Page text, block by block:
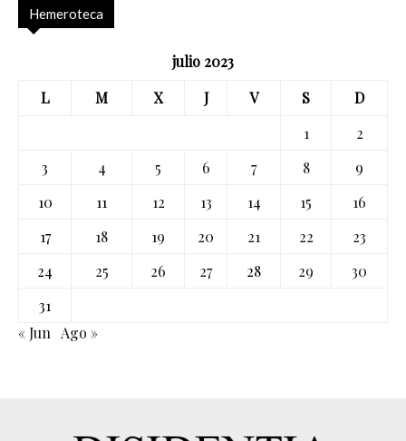
Hemeroteca
julio 2023
L
M X J V S
D
1
2
3
4 5 6 7 8
9
10
11 12 13 14 15
16
17
18 19 20 21 22
23
24
25 26 27 28 29
30
31
« Jun Ago »